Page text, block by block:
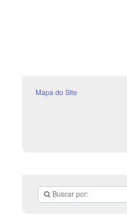
Efésios 6.1-9 (5 a 7
Mapa do Site